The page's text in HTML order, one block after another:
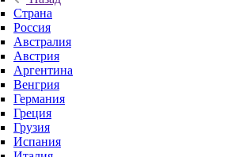
Страна
Россия
Австралия
Австрия
Аргентина
Венгрия
Германия
Греция
Грузия
Испания